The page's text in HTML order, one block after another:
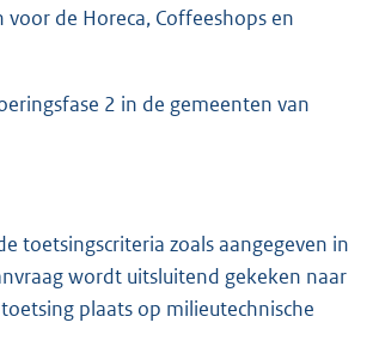
de Horeca, Coffeeshops en
2 in de gemeenten van
toetsingscriteria zoals aangegeven in
wordt uitsluitend gekeken naar
plaats op milieutechnische